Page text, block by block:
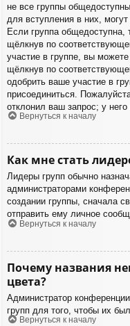
не все группы
для вступления в них,
Если группа общедоступна,
щёлкнув по
участие в группе, вы можете
щёлкнув по
одобрить ваше участие в
присоединиться.
отклонил ваш запрос; у
Вернуться к началу
Как мне стать
Лидеры групп обычно
администраторами
создании группы, сначала
отправить ему личное
Вернуться к началу
Почему названия
цвета?
Администратор
групп для того, чтобы их
Вернуться к началу